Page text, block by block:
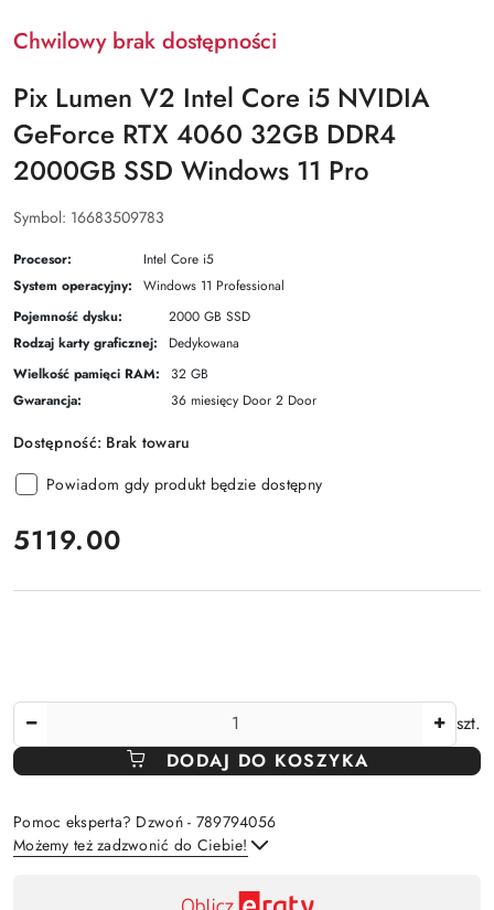
Chwilowy brak dostępności
Pix Lumen V2 Intel Core i5 NVIDIA
GeForce RTX 4060 32GB DDR4
2000GB SSD Windows 11 Pro
Symbol: 16683509783
Procesor:
Intel Core i5
System operacyjny:
Windows 11 Professional
Pojemność dysku:
2000 GB SSD
Rodzaj karty graficznej:
Dedykowana
Wielkość pamięci RAM:
32 GB
Gwarancja:
36 miesięcy Door 2 Door
Dostępność: Brak towaru
Powiadom gdy produkt będzie dostępny
cena:
5119.00
szt.
DODAJ DO KOSZYKA
Pomoc eksperta? Dzwoń - 789794056
Możemy też zadzwonić do Ciebie!